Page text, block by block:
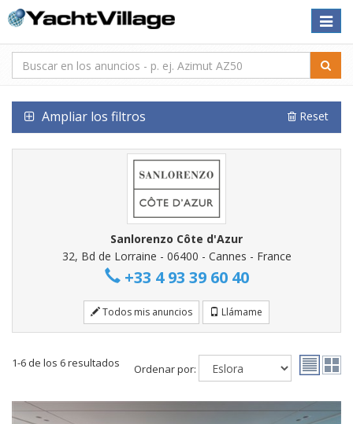
Toggle
Ampliar los filtros Reset
Sanlorenzo Côte d'Azur
32, Bd de Lorraine - 06400 - Cannes - France
+33 4 93 39 60 40
Todos mis anuncios Llámame
1-6 de los 6 resultados Ordenar por: